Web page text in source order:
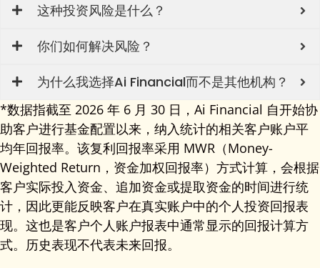
这种投资风险是什么？
你们如何解决风险？
为什么我选择Ai Financial而不是其他机构？
*数据指截至 2026 年 6 月 30 日，Ai Financial 自开始协
助客户进行基金配置以来，纳入统计的相关客户账户平
均年回报率。该复利回报率采用 MWR（Money-
Weighted Return，资金加权回报率）方式计算，会根据
客户实际投入资金、追加资金或提取资金的时间进行统
计，因此更能反映客户在真实账户中的个人投资回报表
现。这也是客户个人账户报表中通常显示的回报计算方
式。历史表现不代表未来回报。